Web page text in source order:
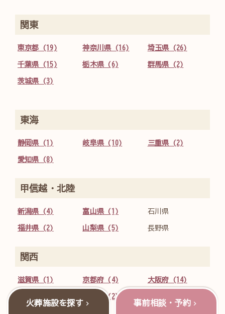
関東
東京都 (19) 神奈川県 (16) 埼玉県 (26)
千葉県 (15) 栃木県 (6) 群馬県 (2)
茨城県 (3)
東海
静岡県 (1) 岐阜県 (10) 三重県 (2)
愛知県 (8)
甲信越・北陸
新潟県 (4) 富山県 (1) 石川県
福井県 (2) 山梨県 (5) 長野県
関西
滋賀県 (1) 京都府 (4) 大阪府 (14)
奈良県 (2)
火葬施設を探す 事前相談・予約